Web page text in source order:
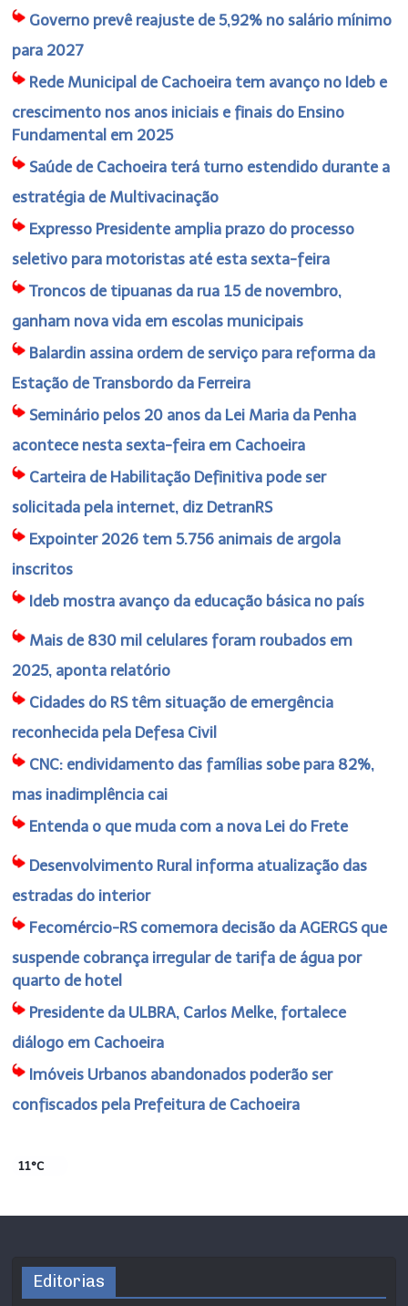
Governo prevê reajuste de 5,92% no salário mínimo
para 2027
Rede Municipal de Cachoeira tem avanço no Ideb e
crescimento nos anos iniciais e finais do Ensino
Fundamental em 2025
Saúde de Cachoeira terá turno estendido durante a
estratégia de Multivacinação
Expresso Presidente amplia prazo do processo
seletivo para motoristas até esta sexta-feira
Troncos de tipuanas da rua 15 de novembro,
ganham nova vida em escolas municipais
Balardin assina ordem de serviço para reforma da
Estação de Transbordo da Ferreira
Seminário pelos 20 anos da Lei Maria da Penha
acontece nesta sexta-feira em Cachoeira
Carteira de Habilitação Definitiva pode ser
solicitada pela internet, diz DetranRS
Expointer 2026 tem 5.756 animais de argola
inscritos
Ideb mostra avanço da educação básica no país
Mais de 830 mil celulares foram roubados em
2025, aponta relatório
Cidades do RS têm situação de emergência
reconhecida pela Defesa Civil
CNC: endividamento das famílias sobe para 82%,
mas inadimplência cai
Entenda o que muda com a nova Lei do Frete
Desenvolvimento Rural informa atualização das
estradas do interior
Fecomércio-RS comemora decisão da AGERGS que
suspende cobrança irregular de tarifa de água por
quarto de hotel
Presidente da ULBRA, Carlos Melke, fortalece
diálogo em Cachoeira
Imóveis Urbanos abandonados poderão ser
confiscados pela Prefeitura de Cachoeira
11°C
Editorias